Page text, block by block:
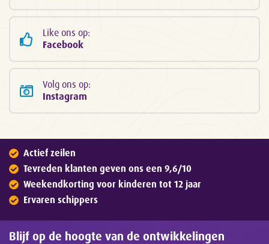
Like ons op:
Facebook
Volg ons op:
Instagram
Actief zeilen
Tevreden klanten geven ons een 9,6/10
Weekendkorting voor kinderen tot 12 jaar
Ervaren schippers
Blijf op de hoogte van de ontwikkelingen